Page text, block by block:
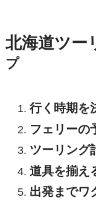
北海道ツー
プ
行く時期を
フェリーの
ツーリング
道具を揃え
出発までワ